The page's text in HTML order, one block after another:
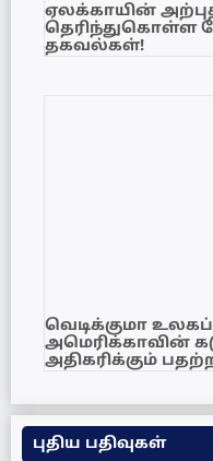
ஏலக்காயின்
தெரிந்துகொள்ள
தகவல்கள்!
வெடிக்குமா
அமெரிக்காவின்
அதிகரிக்கும்
புதிய பதிவுகள்